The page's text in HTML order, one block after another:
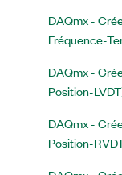
DAQmx -
Fréquence-
DAQmx -
Position-
DAQmx -
Position-